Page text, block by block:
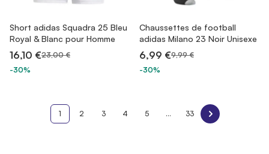
Short adidas Squadra 25 Bleu
Royal & Blanc pour Homme
16,10 €23,00 €
-30%
Chaussettes de football
adidas Milano 23 Noir Unisexe
6,99 €9,99 €
-30%
1 2 3 4 5 ... 33